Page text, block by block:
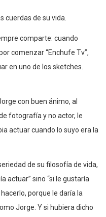
cuerdas de su vida.
comparte: cuando
comenzar “Enchufe Tv”,
en uno de los sketches.
con buen ánimo, al
fotografía y no actor, le
actuar cuando lo suyo era la
de su filosofía de vida,
actuar” sino “si le gustaría
porque le daría la
Jorge. Y si hubiera dicho